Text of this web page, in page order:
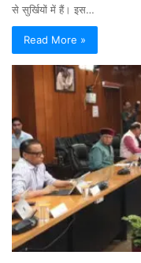
से सुर्खियों में हैं। इस…
Read More »